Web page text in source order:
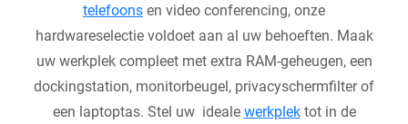
telefoons en video conferencing, onze
hardwareselectie voldoet aan al uw behoeften. Maak
uw werkplek compleet met extra RAM-geheugen, een
dockingstation, monitorbeugel, privacyschermfilter of
een laptoptas. Stel uw ideale werkplektot in de